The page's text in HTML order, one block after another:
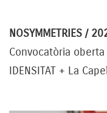
NOSYMMETRIES /
Convocatòria
IDENSITAT + La